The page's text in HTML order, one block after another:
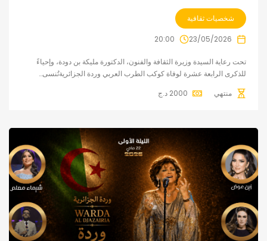
شخصيات ثقافية
23/05/2026
20:00
تحت رعاية السيدة وزيرة الثقافة والفنون، الدكتورة مليكة بن دودة، وإحياءً
للذكرى الرابعة عشرة لوفاة كوكب الطرب العربي وردة الجزائريةتُنسى…
منتهي
2000 د.ج